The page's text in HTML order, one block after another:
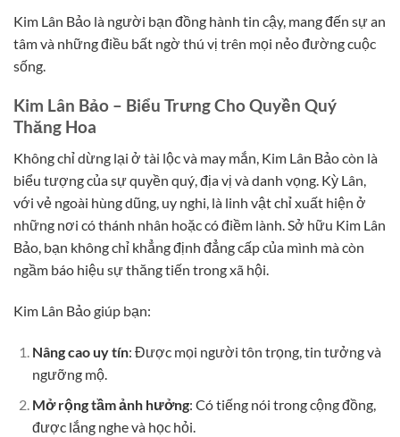
Kim Lân Bảo là người bạn đồng hành tin cậy, mang đến sự an
tâm và những điều bất ngờ thú vị trên mọi nẻo đường cuộc
sống.
Kim Lân Bảo – Biểu Trưng Cho Quyền Quý
Thăng Hoa
Không chỉ dừng lại ở tài lộc và may mắn, Kim Lân Bảo còn là
biểu tượng của sự quyền quý, địa vị và danh vọng. Kỳ Lân,
với vẻ ngoài hùng dũng, uy nghi, là linh vật chỉ xuất hiện ở
những nơi có thánh nhân hoặc có điềm lành. Sở hữu Kim Lân
Bảo, bạn không chỉ khẳng định đẳng cấp của mình mà còn
ngầm báo hiệu sự thăng tiến trong xã hội.
Kim Lân Bảo giúp bạn:
Nâng cao uy tín: Được mọi người tôn trọng, tin tưởng và
ngưỡng mộ.
Mở rộng tầm ảnh hưởng: Có tiếng nói trong cộng đồng,
được lắng nghe và học hỏi.